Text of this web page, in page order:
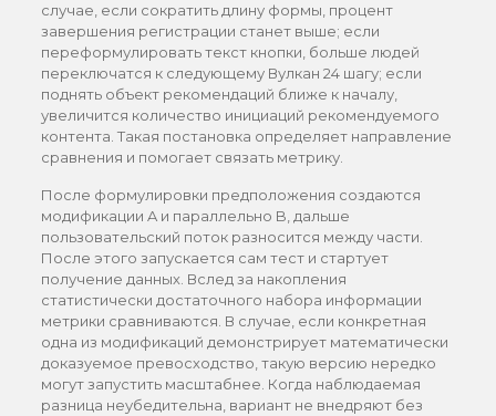
случае, если сократить длину формы, процент
завершения регистрации станет выше; если
переформулировать текст кнопки, больше людей
переключатся к следующему Вулкан 24 шагу; если
поднять объект рекомендаций ближе к началу,
увеличится количество инициаций рекомендуемого
контента. Такая постановка определяет направление
сравнения и помогает связать метрику.
После формулировки предположения создаются
модификации A и параллельно B, дальше
пользовательский поток разносится между части.
После этого запускается сам тест и стартует
получение данных. Вслед за накопления
статистически достаточного набора информации
метрики сравниваются. В случае, если конкретная
одна из модификаций демонстрирует математически
доказуемое превосходство, такую версию нередко
могут запустить масштабнее. Когда наблюдаемая
разница неубедительна, вариант не внедряют без